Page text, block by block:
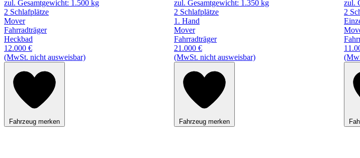
zul. Gesamtgewicht: 1.500 kg
2 Schlafplätze
Mover
Fahrradträger
Heckbad
12.000 €
(MwSt. nicht ausweisbar)
Fahrzeug merken
zul. Gesamtgewicht: 1.350 kg
2 Schlafplätze
1. Hand
Mover
Fahrradträger
21.000 €
(MwSt. nicht ausweisbar)
Fahrzeug merken
zul.
2